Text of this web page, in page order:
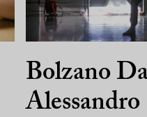
Bolzano
Alessandro